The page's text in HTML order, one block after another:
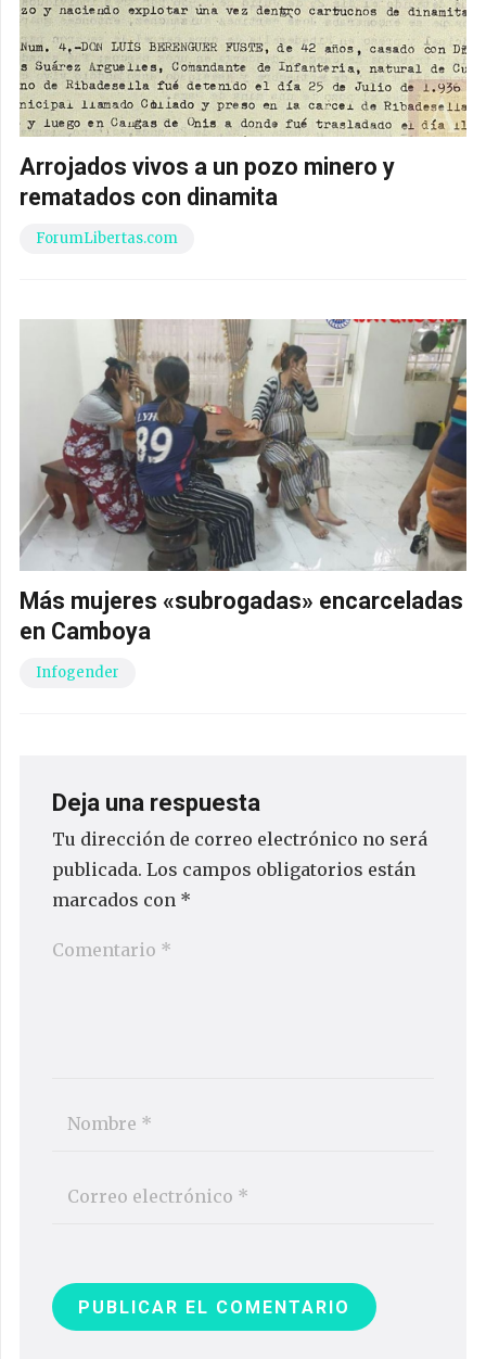
Arrojados vivos a un pozo minero y
rematados con dinamita
ForumLibertas.com
Más mujeres «subrogadas» encarceladas
en Camboya
Infogender
Deja una respuesta
Tu dirección de correo electrónico no será
publicada. Los campos obligatorios están
marcados con *
PUBLICAR EL COMENTARIO